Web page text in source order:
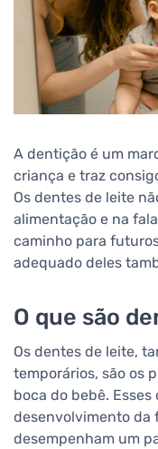
A dentição é um
criança e traz
Os dentes de leite
alimentação e na
caminho para
adequado deles
O que são
Os dentes de leite,
temporários, são os
boca do bebê.
desenvolvimento da
desempenham um